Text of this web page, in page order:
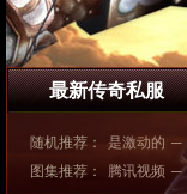
最新传奇私服
随机推荐： 是激动的 ─
图集推荐：
腾讯视频 ─